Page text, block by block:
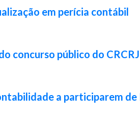
em perícia contábil
concurso público do CRCRJ
a participarem